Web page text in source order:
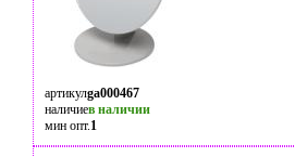
артикулga000467
наличиев наличии
мин опт.1